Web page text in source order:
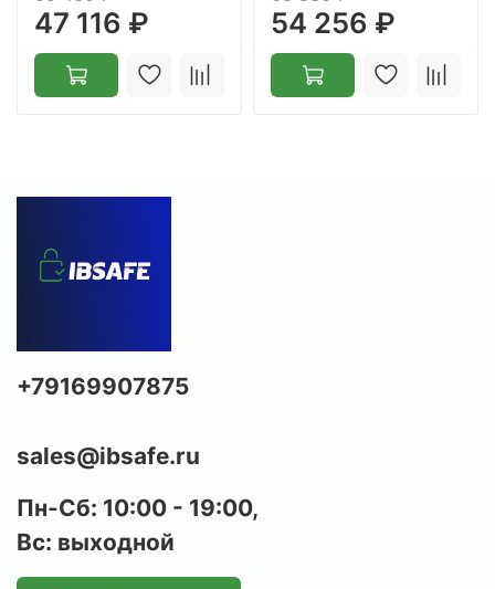
47 116 ₽ 54 256 ₽
+79169907875
sales@ibsafe.ru
Пн-Сб: 10:00 - 19:00,
Вс: выходной